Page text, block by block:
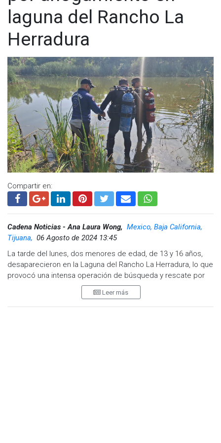
laguna del Rancho La
Herradura
Compartir en:
Cadena Noticias - Ana Laura Wong, Mexico, Baja California,
Tijuana, 06 Agosto de 2024 13:45
La tarde del lunes, dos menores de edad, de 13 y 16 años,
desaparecieron en la Laguna del Rancho La Herradura, lo que
provocó una intensa operación de búsqueda y rescate por
parte de Bomberos Tijuana.
A las 17:33 p.m, las estaciones 3 y 14 del cuerpo de
Leer más